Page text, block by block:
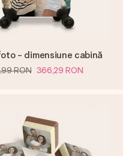
- dimensiune cabină
RON 366,29 RON